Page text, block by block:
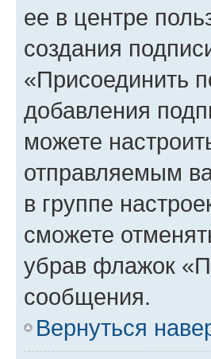
ее в центре
создания
«Присоединить
добавления
можете
отправляемым
в группе
сможете
убрав флажок
сообщения.
Вернуться